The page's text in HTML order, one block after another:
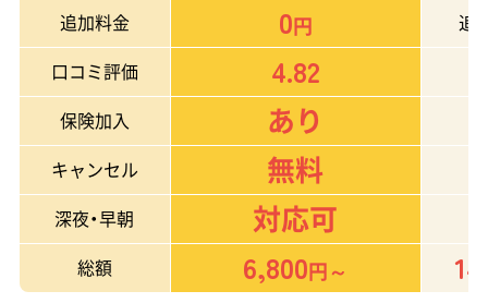
追加料金 0円
追
口コミ評価
4.82
保険加入 あり
キャンセル 無料
深夜・早朝 対応可
総額
6,800円～